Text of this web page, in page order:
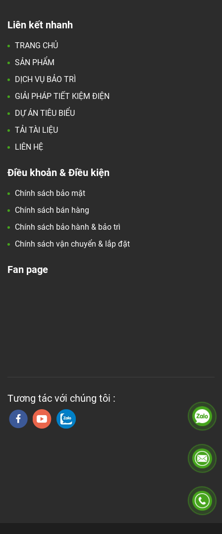
Liên kết nhanh
TRANG CHỦ
SẢN PHẨM
DỊCH VỤ BẢO TRÌ
GIẢI PHÁP TIẾT KIỆM ĐIỆN
DỰ ÁN TIÊU BIỂU
TẢI TÀI LIỆU
LIÊN HỆ
Điều khoản & Điều kiện
Chính sách bảo mật
Chính sách bán hàng
Chính sách bảo hành & bảo trì
Chính sách vận chuyển & lắp đặt
Fan page
Tương tác với chúng tôi :